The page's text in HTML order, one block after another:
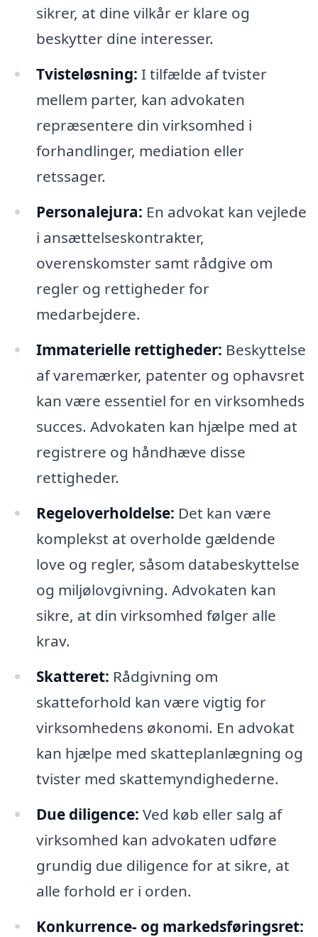
sikrer, at dine vilkår er klare og
beskytter dine interesser.
Tvisteløsning: I tilfælde af tvister
mellem parter, kan advokaten
repræsentere din virksomhed i
forhandlinger, mediation eller
retssager.
Personalejura: En advokat kan vejlede
i ansættelseskontrakter,
overenskomster samt rådgive om
regler og rettigheder for
medarbejdere.
Immaterielle rettigheder: Beskyttelse
af varemærker, patenter og ophavsret
kan være essentiel for en virksomheds
succes. Advokaten kan hjælpe med at
registrere og håndhæve disse
rettigheder.
Regeloverholdelse: Det kan være
komplekst at overholde gældende
love og regler, såsom databeskyttelse
og miljølovgivning. Advokaten kan
sikre, at din virksomhed følger alle
krav.
Skatteret: Rådgivning om
skatteforhold kan være vigtig for
virksomhedens økonomi. En advokat
kan hjælpe med skatteplanlægning og
tvister med skattemyndighederne.
Due diligence: Ved køb eller salg af
virksomhed kan advokaten udføre
grundig due diligence for at sikre, at
alle forhold er i orden.
Konkurrence- og markedsføringsret: